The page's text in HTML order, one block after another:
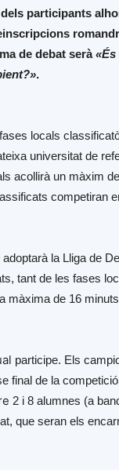
participants
de debat serà«És
.
locals
universitat de
acollirà un màxim
competiran
la Lliga de
tant de les fases
màxima de 16
participe. Els
final de la
2 i 8 alumnes (a
que seran els